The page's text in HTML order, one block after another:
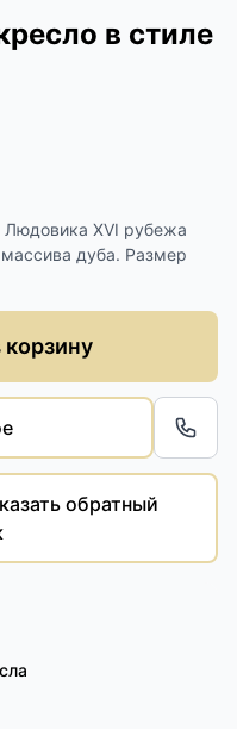
в стиле
Людовика XVI рубежа
дуба. Размер
обратный